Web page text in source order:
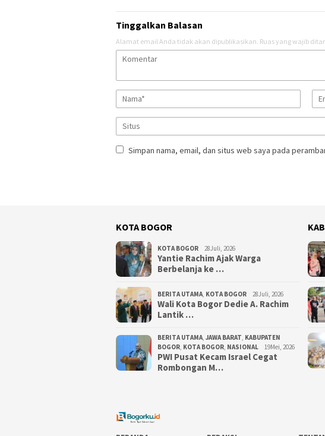
Tinggalkan Balasan
Alamat email Anda tidak akan dipublikasikan. Ruas yang wajib
Simpan nama, email, dan situs web saya pada
KOTA BOGOR
KOTA BOGOR 28Juli, 2026
‎Yantie Rachim Ajak Warga
Berbelanja ke …
BERITA UTAMA KOTA BOGOR 28Juli, 2026
‎Wali Kota Bogor Dedie A. Rachim
Lantik …
BERITA UTAMA JAWA BARAT KABUPATEN
BOGOR KOTA BOGOR NASIONAL 19Mei, 2026
PWI Pusat Kecam Israel Cegat
Rombongan M…